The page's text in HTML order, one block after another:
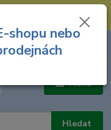
nářadí: 731 449 423 --
Menu
Hledat
za
shopu nebo